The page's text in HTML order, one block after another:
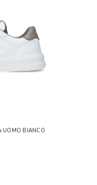
UOMO BIANCO